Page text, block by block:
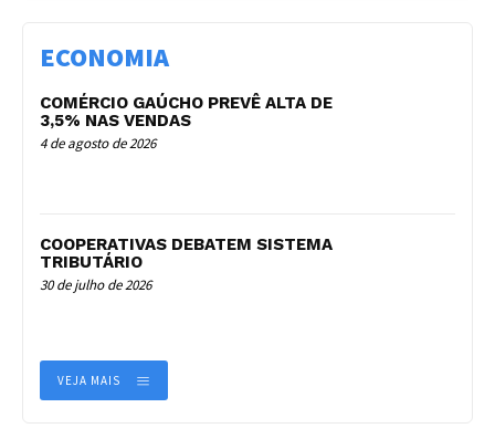
ECONOMIA
COMÉRCIO GAÚCHO PREVÊ ALTA DE
3,5% NAS VENDAS
4 de agosto de 2026
COOPERATIVAS DEBATEM SISTEMA
TRIBUTÁRIO
30 de julho de 2026
VEJA MAIS